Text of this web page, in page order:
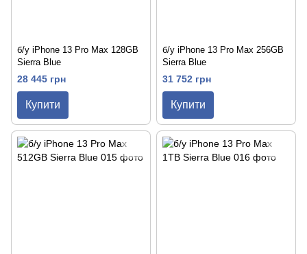
б/у iPhone 13 Pro Max 128GB
Sierra Blue
28 445 грн
Купити
б/у iPhone 13 Pro Max 256GB
Sierra Blue
31 752 грн
Купити